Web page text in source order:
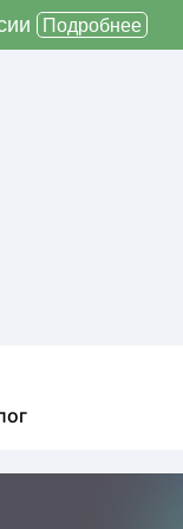
Подробнее